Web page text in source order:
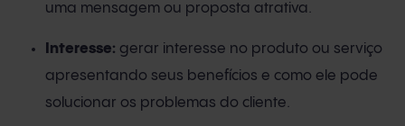
uma mensagem ou proposta atrativa.
Interesse: gerar interesse no produto ou serviço
apresentando seus benefícios e como ele pode
solucionar os problemas do cliente.